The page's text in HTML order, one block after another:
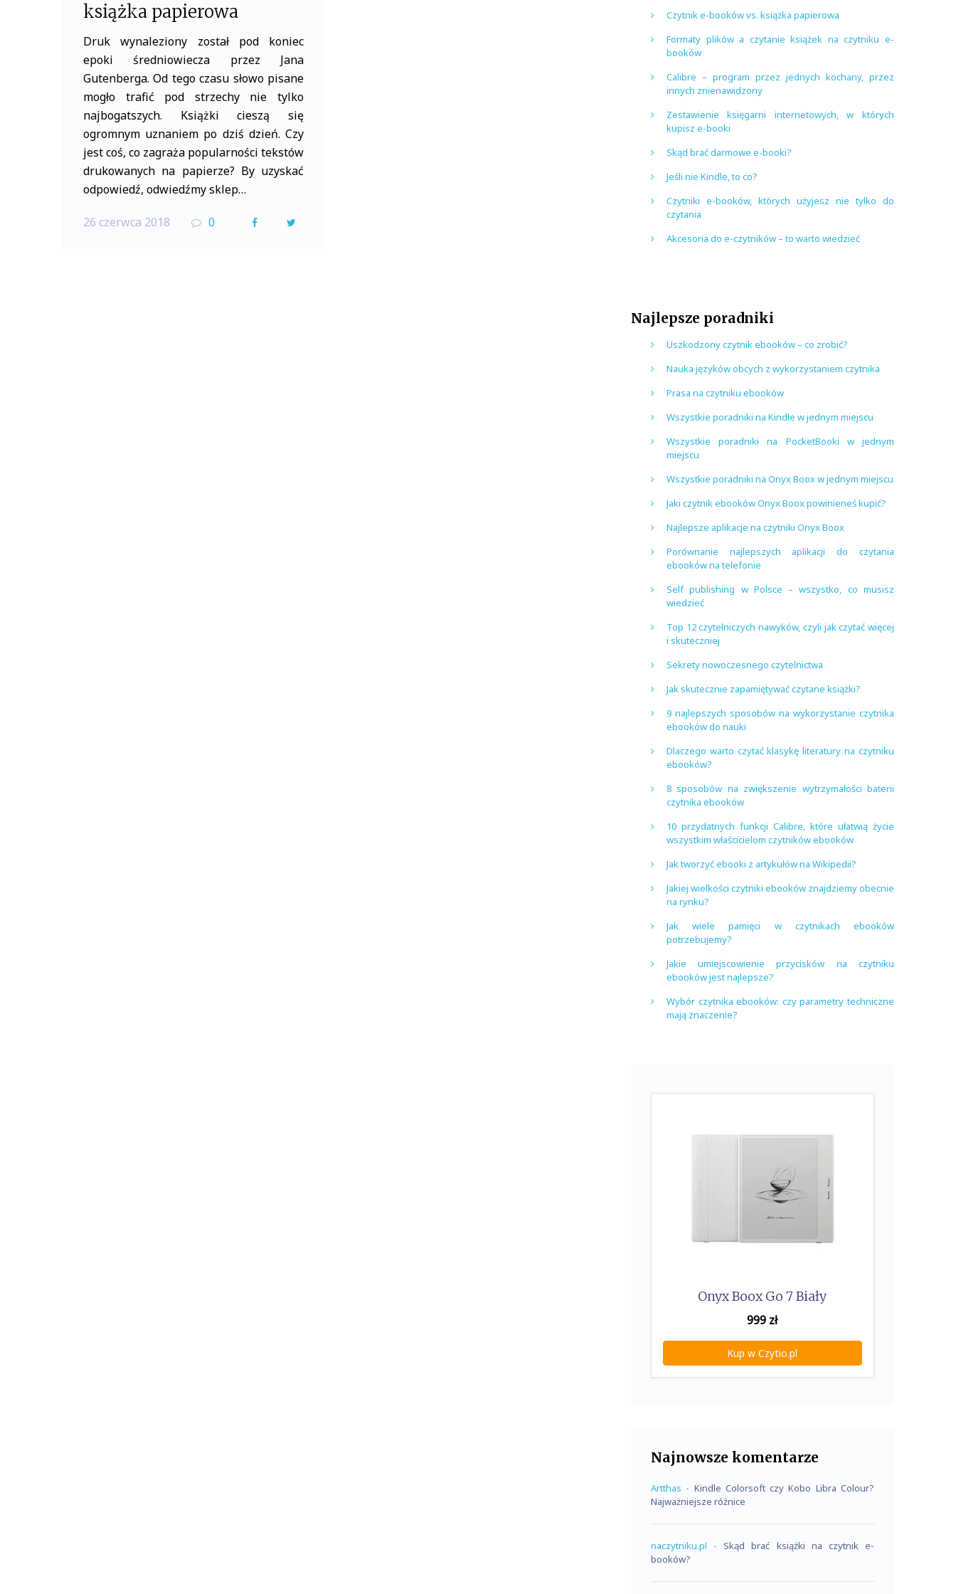
książka papierowa
Druk wynaleziony został pod koniec
epoki średniowiecza przez Jana
Gutenberga. Od tego czasu słowo pisane
mogło trafić pod strzechy nie tylko
najbogatszych. Książki cieszą się
ogromnym uznaniem po dziś dzień. Czy
jest coś, co zagraża popularności tekstów
drukowanych na papierze? By uzyskać
odpowiedź, odwiedźmy sklep…
26 czerwca 2018 0
F
Czytnik e-booków vs. książka papierowa
Formaty plików a czytanie książek na czytniku e-
booków
Calibre – program przez jednych kochany, przez
innych znienawidzony
Zestawienie księgarni internetowych, w których
kupisz e-booki
Skąd brać darmowe e-booki?
Jeśli nie Kindle, to co?
Czytniki e-booków, których użyjesz nie tylko do
czytania
Akcesoria do e-czytników – to warto wiedzieć
Najlepsze poradniki
Uszkodzony czytnik ebooków – co zrobić?
Nauka języków obcych z wykorzystaniem czytnika
Prasa na czytniku ebooków
Wszystkie poradniki na Kindle w jednym miejscu
Wszystkie poradniki na PocketBooki w jednym
miejscu
Wszystkie poradniki na Onyx Boox w jednym miejscu
Jaki czytnik ebooków Onyx Boox powinieneś kupić?
Najlepsze aplikacje na czytniki Onyx Boox
Porównanie najlepszych aplikacji do czytania
ebooków na telefonie
Self publishing w Polsce – wszystko, co musisz
wiedzieć
Top 12 czytelniczych nawyków, czyli jak czytać więcej
i skuteczniej
Sekrety nowoczesnego czytelnictwa
Jak skutecznie zapamiętywać czytane książki?
9 najlepszych sposobów na wykorzystanie czytnika
ebooków do nauki
Dlaczego warto czytać klasykę literatury na czytniku
ebooków?
8 sposobów na zwiększenie wytrzymałości baterii
czytnika ebooków
10 przydatnych funkcji Calibre, które ułatwią życie
wszystkim właścicielom czytników ebooków
Jak tworzyć ebooki z artykułów na Wikipedii?
Jakiej wielkości czytniki ebooków znajdziemy obecnie
na rynku?
Jak wiele pamięci w czytnikach ebooków
potrzebujemy?
Jakie umiejscowienie przycisków na czytniku
ebooków jest najlepsze?
Wybór czytnika ebooków: czy parametry techniczne
mają znaczenie?
Onyx Boox Go 7 Biały
999 zł
Kup w Czytio.pl
Najnowsze komentarze
Artthas - Kindle Colorsoft czy Kobo Libra Colour?
Najważniejsze różnice
naczytniku.pl - Skąd brać książki na czytnik e-
booków?